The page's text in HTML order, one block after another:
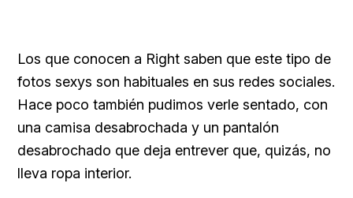
Los que conocen a Right saben que este tipo de
fotos sexys son habituales en sus redes sociales.
Hace poco también pudimos verle sentado, con
una camisa desabrochada y un pantalón
desabrochado que deja entrever que, quizás, no
lleva ropa interior.